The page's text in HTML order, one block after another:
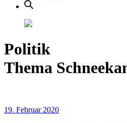
Politik
Thema
19. Februar 2020